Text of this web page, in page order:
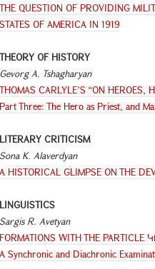
THE QUESTION OF PROVIDING
STATES ОF AMERICA IN 1919
THEORY OF HISTORY
Gevorg A. Tshagharyan
THOMAS CARLYLE’S “ON HEROES,
Part Three: The Hero as Priest, and
LITERARY CRITICISM
Sona K. Alaverdyan
A HISTORICAL GLIMPSE ON THE
LINGUISTICS
Sargis R. Avetyan
FORMATIONS WITH THE PARTICLE
A Synchronic and Diachronic